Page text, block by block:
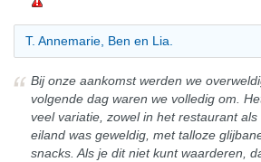
T. Annemarie, Ben en Lia.
Bij onze aankomst werden we
volgende dag waren we volledig om.
veel variatie, zowel in het restaurant
eiland was geweldig, met talloze
snacks. Als je dit niet kunt waarderen,